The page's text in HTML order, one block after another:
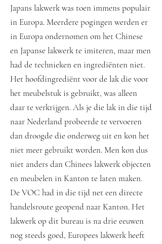
Japans lakwerk was toen immens populair
in Europa. Meerdere pogingen werden er
in Europa ondernomen om het Chinese
en Japanse lakwerk te imiteren, maar men
had de technieken en ingrediënten niet.
Het hoofdingrediënt voor de lak die voor
het meubelstuk is gebruikt, was alleen
daar te verkrijgen. Als je die lak in die tijd
naar Nederland probeerde te vervoeren
dan droogde die onderweg uit en kon het
niet meer gebruikt worden. Men kon dus
niet anders dan Chinees lakwerk objecten
en meubelen in Kanton te laten maken.
De VOC had in die tijd net een directe
handelsroute geopend naar Kanton. Het
lakwerk op dit bureau is na drie eeuwen
nog steeds goed, Europees lakwerk heeft